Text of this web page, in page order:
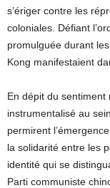
s’ériger contre les
coloniales. Défiant
promulguée durant
Kong manifestaient
En dépit du
instrumentalisé au
permirent
la solidarité entre les
identité qui se
Parti communiste